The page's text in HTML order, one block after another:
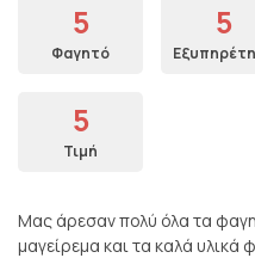
5
Φαγητό
5
5
Τιμή
Μας άρεσαν πολύ όλα τα
μαγείρεμα και τα καλά υλικά